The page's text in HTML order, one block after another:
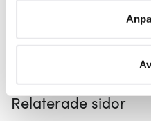
Ta reda på mer om hur
Du kan ändra eller dra
Vi använder cookies för att
Låt dig
Relaterade sidor